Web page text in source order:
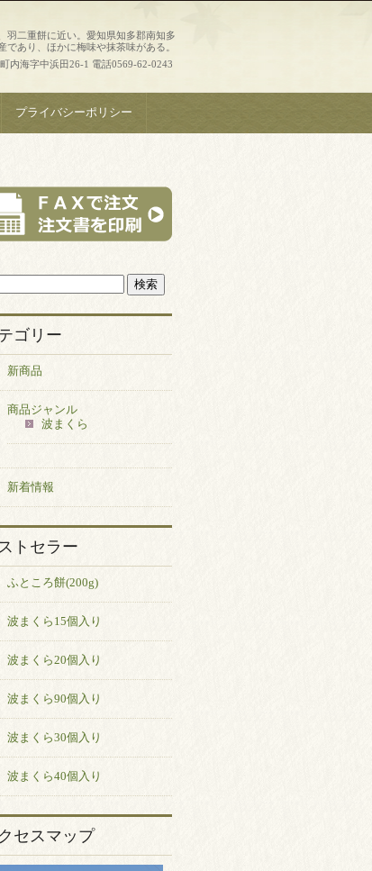
羽二重餅に近い。愛知県知多郡南知多
であり、ほかに梅味や抹茶味がある。
内海字中浜田26-1 電話0569-62-0243
プライバシーポリシー
ゴリー
新商品
商品ジャンル
波まくら
新着情報
トセラー
ふところ餅(200g)
波まくら15個入り
波まくら20個入り
波まくら90個入り
波まくら30個入り
波まくら40個入り
セスマップ